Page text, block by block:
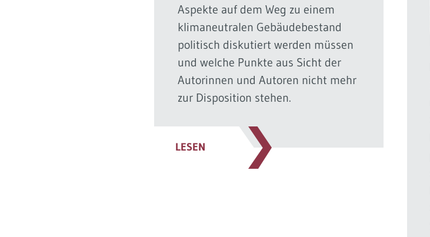
Aspekte auf dem Weg zu einem
klimaneutralen Gebäudebestand
politisch diskutiert werden müssen
und welche Punkte aus Sicht der
Autorinnen und Autoren nicht mehr
zur Disposition stehen.
LESEN